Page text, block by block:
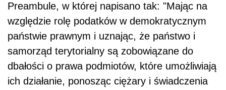
Preambule, w której napisano tak: "Mając na
względzie rolę podatków w demokratycznym
państwie prawnym i uznając, że państwo i
samorząd terytorialny są zobowiązane do
dbałości o prawa podmiotów, które umożliwiają
ich działanie, ponosząc ciężary i świadczenia